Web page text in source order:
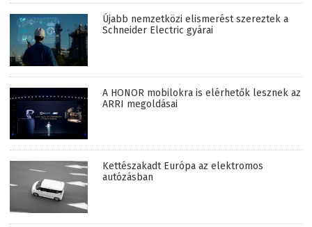
Újabb nemzetközi elismerést szereztek a
Schneider Electric gyárai
A HONOR mobilokra is elérhetők lesznek az
ARRI megoldásai
Kettészakadt Európa az elektromos
autózásban